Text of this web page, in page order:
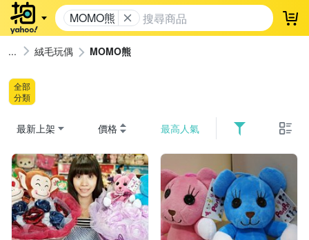
MOMO熊 登
絨毛玩偶 MOMO熊
全部
分類
最新上架 價格 最高人氣